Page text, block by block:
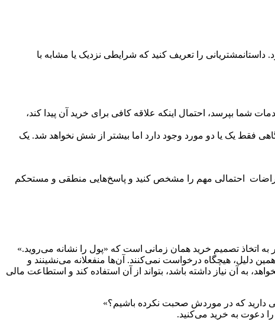
را تعریف کنید که شرایطی نزدیک یا مشابه با
بپرسد، احتمال اینکه علاقه کافی برای خرید آن‌ پیدا کند،
فقط یک یا دو مورد وجود دارد اما بیشتر از شش نخواهد شد. یک
احتمالی مهم را مشخص کنید و پاسخ‌هایی منطقی و مستحکم
اتخاذ تصمیم خرید همان زمانی است که «پول را نشانه می‌روید.»
دلیل، هیچگاه درخواست نمی‌کنند. آن‌ها منفعلانه می‌نشینند و
به آن نیاز داشته باشد، بتواند از آن استفاده کند و استطاعت مالی
دارید که در موردش صحبت نکرده باشیم؟»
دعوت به خرید می‌کنید.